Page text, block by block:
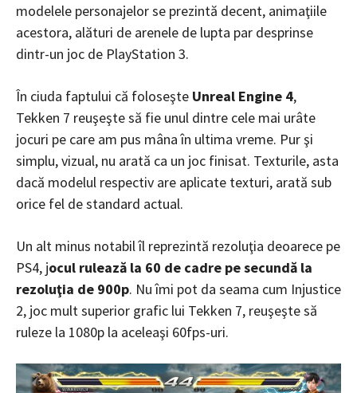
modelele personajelor se prezintă decent, animaţiile
acestora, alături de arenele de lupta par desprinse
dintr-un joc de PlayStation 3.
În ciuda faptului că foloseşte Unreal Engine 4,
Tekken 7 reuşeşte să fie unul dintre cele mai urâte
jocuri pe care am pus mâna în ultima vreme. Pur şi
simplu, vizual, nu arată ca un joc finisat. Texturile, asta
dacă modelul respectiv are aplicate texturi, arată sub
orice fel de standard actual.
Un alt minus notabil îl reprezintă rezoluţia deoarece pe
PS4, jocul rulează la 60 de cadre pe secundă la
rezoluţia de 900p. Nu îmi pot da seama cum Injustice
2, joc mult superior grafic lui Tekken 7, reuşeşte să
ruleze la 1080p la aceleaşi 60fps-uri.